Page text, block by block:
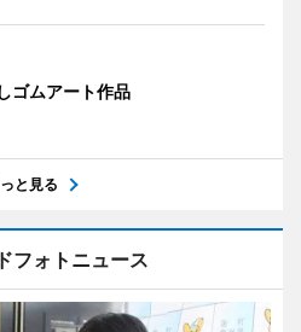
ゴムアート作品
と見る
フォトニュース